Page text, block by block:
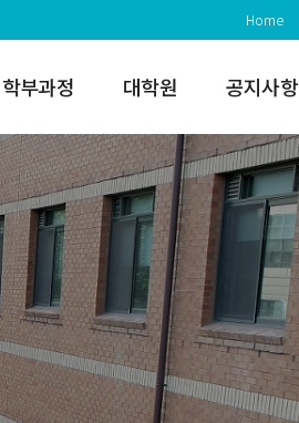
Home
학부과정 대학원 공지사항